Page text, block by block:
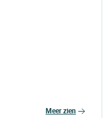
meer zien